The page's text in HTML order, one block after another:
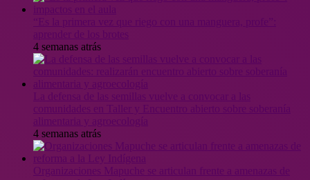
4 semanas atrás
4 semanas atrás
Organizaciones Mapuche se articulan frente a amenazas de